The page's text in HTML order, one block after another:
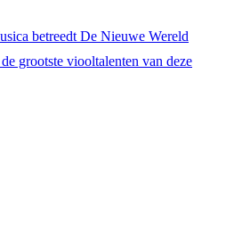
betreedt De Nieuwe Wereld
grootste viooltalenten van deze